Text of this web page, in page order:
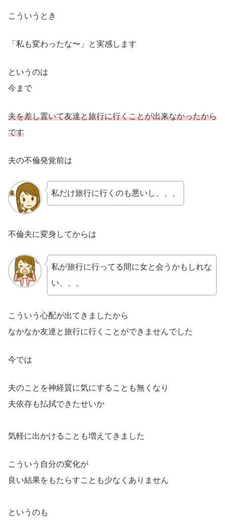
こういうとき
「私も変わったな〜」と実感します
というのは
今まで
夫を差し置いて友達と旅行に行くことが出来なかったから
です
夫の不倫発覚前は
私だけ旅行に行くのも悪いし、、、
不倫夫に変身してからは
私が旅行に行ってる間に女と会うかもしれな
い、、、
こういう心配が出てきましたから
なかなか友達と旅行に行くことができませんでした
今では
夫のことを神経質に気にすることも無くなり
夫依存も払拭できたせいか
気軽に出かけることも増えてきました
こういう自分の変化が
良い結果をもたらすことも少なくありません
というのも